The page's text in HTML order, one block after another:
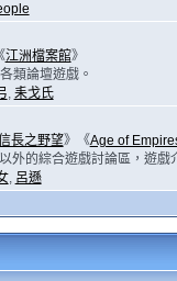
江洲檔案館》
類論壇遊戲。
, 耒戈氏
長之野望》《Age of
外的綜合遊戲討論區，遊戲
, 呂遜